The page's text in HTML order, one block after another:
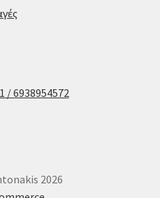
/ 6938954572
2026